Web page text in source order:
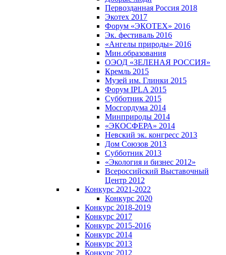
Первозданная Россия 2018
Экотех 2017
Форум «ЭКОТЕХ» 2016
Эк. фестиваль 2016
«Ангелы природы» 2016
Мин.образования
ОЭОД «ЗЕЛЕНАЯ РОССИЯ»
Кремль 2015
Музей им. Глинки 2015
Форум IPLA 2015
Субботник 2015
Мосгордума 2014
Минприроды 2014
«ЭКОСФЕРА» 2014
Невский эк. конгресс 2013
Дом Союзов 2013
Субботник 2013
«Экология и бизнес 2012»
Всероссийский Выставочный
Центр 2012
Конкурс 2021-2022
Конкурс 2020
Конкурс 2018-2019
Конкурс 2017
Конкурс 2015-2016
Конкурс 2014
Конкурс 2013
Конкурс 2012